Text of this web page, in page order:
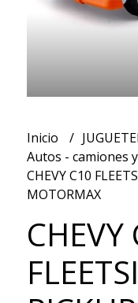
Inicio
Autos - camiones
CHEVY C10
MOTORMAX
CHEVY